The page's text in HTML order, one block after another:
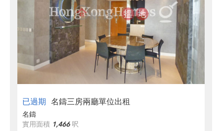
已過期 名鑄三房兩廳單位出租
名鑄
實用面積 1,466呎